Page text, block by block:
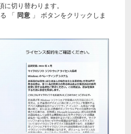
切り替わります。
「 同意 」 ボタンをクリックしま